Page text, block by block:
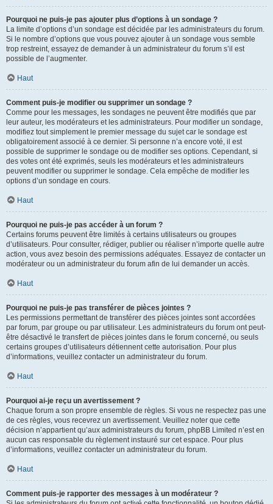
Pourquoi ne puis-je pas ajouter plus d’options à un sondage ?
La limite d’options d’un sondage est décidée par les administrateurs du forum.
Si le nombre d’options que vous pouvez ajouter à un sondage vous semble
trop restreint, essayez de demander à un administrateur du forum s’il est
possible de l’augmenter.
Haut
Comment puis-je modifier ou supprimer un sondage ?
Comme pour les messages, les sondages ne peuvent être modifiés que par
leur auteur, les modérateurs et les administrateurs. Pour modifier un sondage,
modifiez tout simplement le premier message du sujet car le sondage est
obligatoirement associé à ce dernier. Si personne n’a encore voté, il est
possible de supprimer le sondage ou de modifier ses options. Cependant, si
des votes ont été exprimés, seuls les modérateurs et les administrateurs
peuvent modifier ou supprimer le sondage. Cela empêche de modifier les
options d’un sondage en cours.
Haut
Pourquoi ne puis-je pas accéder à un forum ?
Certains forums peuvent être limités à certains utilisateurs ou groupes
d’utilisateurs. Pour consulter, rédiger, publier ou réaliser n’importe quelle autre
action, vous avez besoin des permissions adéquates. Essayez de contacter un
modérateur ou un administrateur du forum afin de lui demander un accès.
Haut
Pourquoi ne puis-je pas transférer de pièces jointes ?
Les permissions permettant de transférer des pièces jointes sont accordées
par forum, par groupe ou par utilisateur. Les administrateurs du forum ont peut-
être désactivé le transfert de pièces jointes dans le forum concerné, ou seuls
certains groupes d’utilisateurs détiennent cette autorisation. Pour plus
d’informations, veuillez contacter un administrateur du forum.
Haut
Pourquoi ai-je reçu un avertissement ?
Chaque forum a son propre ensemble de règles. Si vous ne respectez pas une
de ces règles, vous recevrez un avertissement. Veuillez noter que cette
décision n’appartient qu’aux administrateurs du forum, phpBB Limited n’est en
aucun cas responsable du règlement instauré sur cet espace. Pour plus
d’informations, veuillez contacter un administrateur du forum.
Haut
Comment puis-je rapporter des messages à un modérateur ?